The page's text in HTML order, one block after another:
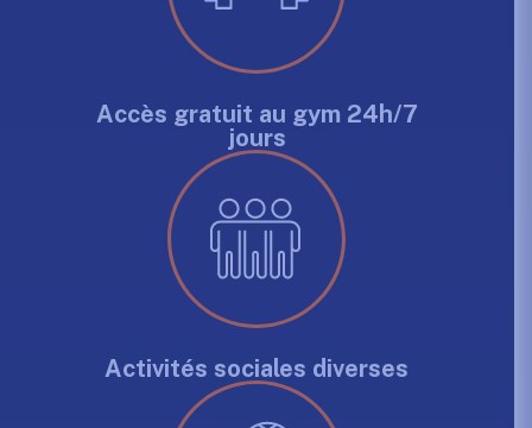
Accès gratuit au gym 24h/7
jours
Activités sociales diverses